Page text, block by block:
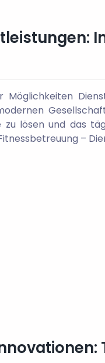
Möglichkeiten
zu lösen und das
–